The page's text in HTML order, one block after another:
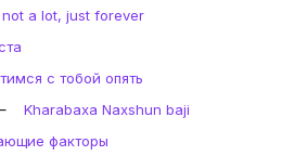
not a lot, just forever
с тобой опять
Kharabaxa Naxshun baji
факторы